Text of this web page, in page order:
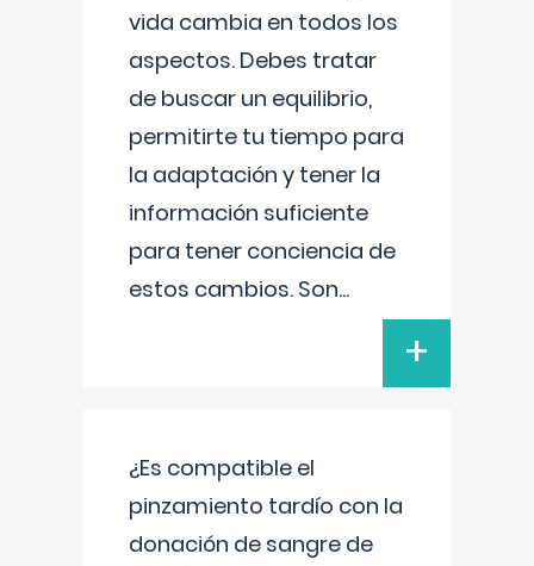
vida cambia en todos los
aspectos. Debes tratar
de buscar un equilibrio,
permitirte tu tiempo para
la adaptación y tener la
información suficiente
para tener conciencia de
estos cambios. Son...
+
¿Es compatible el
pinzamiento tardío con la
donación de sangre de